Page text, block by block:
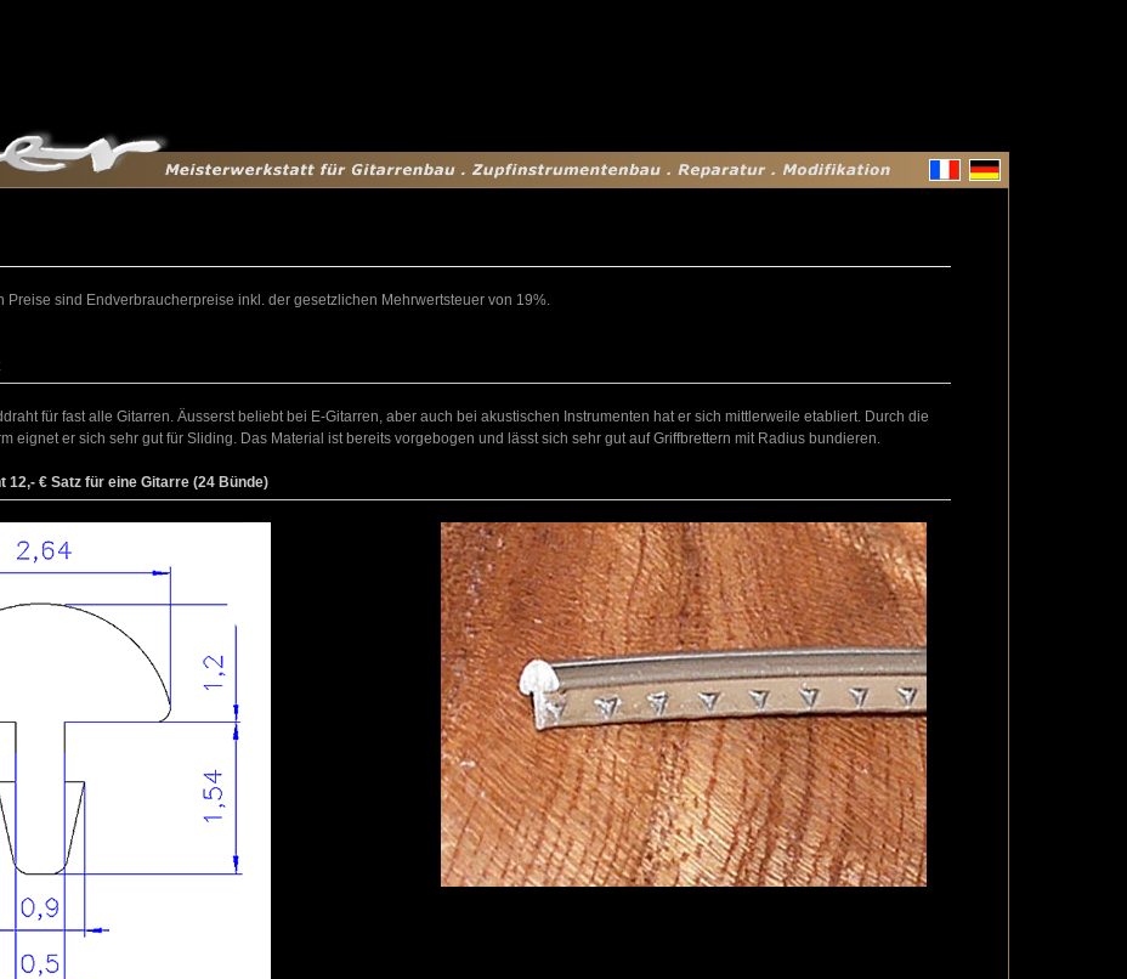
Preise sind Endverbraucherpreise inkl. der gesetzlichen Mehrwertsteuer von 19%.
für fast alle Gitarren. Äusserst beliebt bei E-Gitarren, aber auch bei akustischen Instrumenten hat er sich mittlerweile etabliert. Durch die
eignet er sich sehr gut für Sliding. Das Material ist bereits vorgebogen und lässt sich sehr gut auf Griffbrettern mit Radius bundieren.
12,- € Satz für eine Gitarre (24 Bünde)